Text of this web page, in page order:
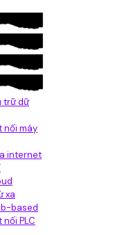
trữ dữ
nối máy
internet
xa
based
PLC